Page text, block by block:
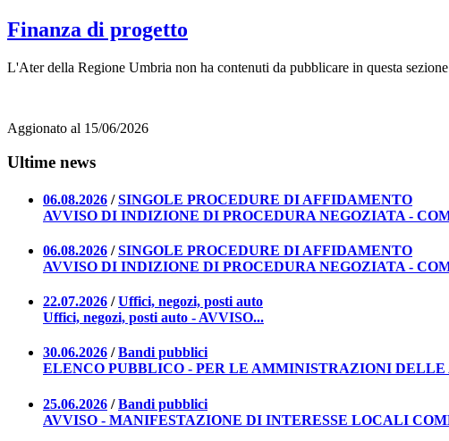
Finanza di progetto
L'Ater della Regione Umbria non ha contenuti da pubblicare in questa
Aggionato al 15/06/2026
Ultime news
06.08.2026 /SINGOLE PROCEDURE DI AFFIDAMENTO
AVVISO DI INDIZIONE DI PROCEDURA NEGOZIATA -
06.08.2026 /SINGOLE PROCEDURE DI AFFIDAMENTO
AVVISO DI INDIZIONE DI PROCEDURA NEGOZIATA -
22.07.2026 /Uffici, negozi, posti auto
Uffici, negozi, posti auto - AVVISO...
30.06.2026 /Bandi pubblici
ELENCO PUBBLICO - PER LE AMMINISTRAZIONI
25.06.2026 /Bandi pubblici
AVVISO - MANIFESTAZIONE DI INTERESSE LOCALI